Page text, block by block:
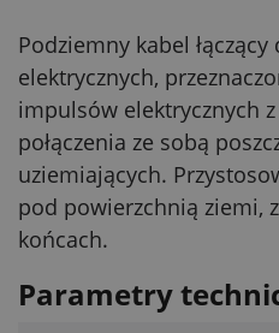
Podziemny kabel
elektrycznych,
impulsów elektrycznych
połączenia ze sobą
uziemiających.
pod powierzchnią ziemi,
końcach.
Parametry